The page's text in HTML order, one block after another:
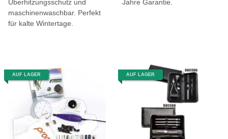
Überhitzungsschutz und
maschinenwaschbar. Perfekt
für kalte Wintertage.
Jahre Garantie.
AUF LAGER AUF LAGER